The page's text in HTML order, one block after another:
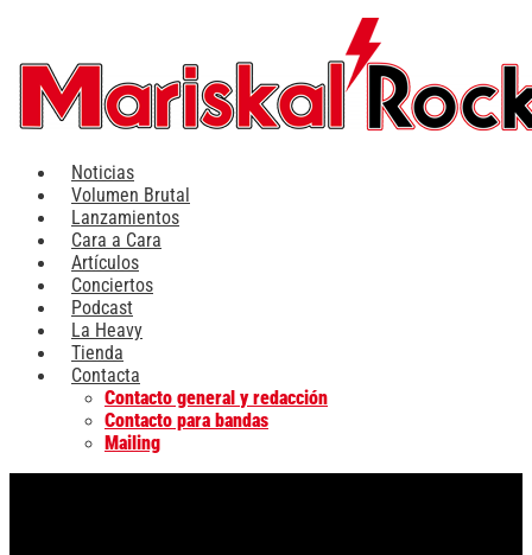
contenido
Noticias
Volumen Brutal
Lanzamientos
Cara a Cara
Artículos
Conciertos
Podcast
La Heavy
Tienda
Contacta
Contacto general y redacción
Contacto para bandas
Mailing